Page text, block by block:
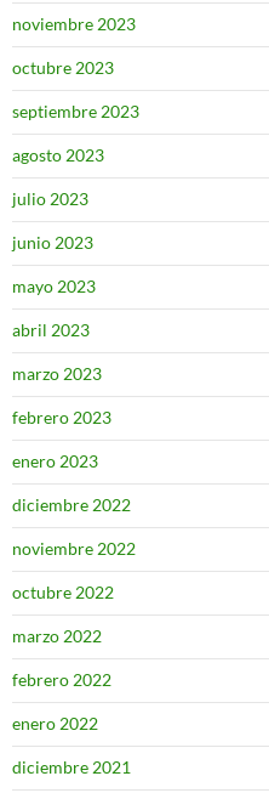
noviembre 2023
octubre 2023
septiembre 2023
agosto 2023
julio 2023
junio 2023
mayo 2023
abril 2023
marzo 2023
febrero 2023
enero 2023
diciembre 2022
noviembre 2022
octubre 2022
marzo 2022
febrero 2022
enero 2022
diciembre 2021